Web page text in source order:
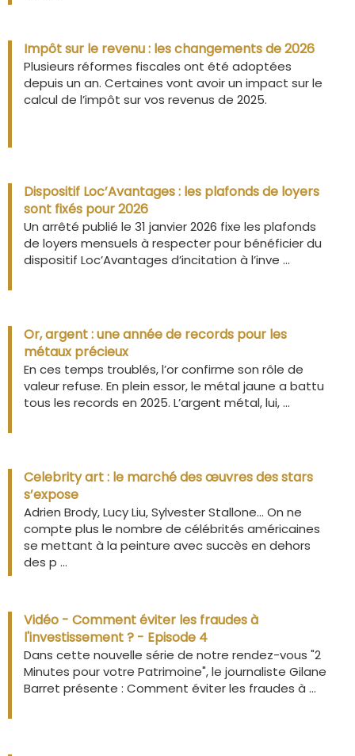
Impôt sur le revenu : les changements de 2026
Plusieurs réformes fiscales ont été adoptées
depuis un an. Certaines vont avoir un impact sur le
calcul de l’impôt sur vos revenus de 2025.
Dispositif Loc’Avantages : les plafonds de loyers
sont fixés pour 2026
Un arrêté publié le 31 janvier 2026 fixe les plafonds
de loyers mensuels à respecter pour bénéficier du
dispositif Loc’Avantages d’incitation à l’inve ...
Or, argent : une année de records pour les
métaux précieux
En ces temps troublés, l’or confirme son rôle de
valeur refuse. En plein essor, le métal jaune a battu
tous les records en 2025. L’argent métal, lui, ...
Celebrity art : le marché des œuvres des stars
s’expose
Adrien Brody, Lucy Liu, Sylvester Stallone… On ne
compte plus le nombre de célébrités américaines
se mettant à la peinture avec succès en dehors
des p ...
Vidéo - Comment éviter les fraudes à
l'investissement ? - Episode 4
Dans cette nouvelle série de notre rendez-vous "2
Minutes pour votre Patrimoine", le journaliste Gilane
Barret présente : Comment éviter les fraudes à ...